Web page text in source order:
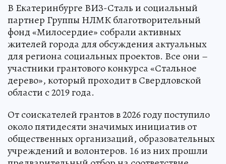
В Екатеринбурге ВИЗ-Сталь и социальный
партнер Группы НЛМК благотворительный
фонд «Милосердие» собрали активных
жителей города для обсуждения актуальных
для региона социальных проектов. Все они –
участники грантового конкурса «Стальное
дерево», который проходит в Свердловской
области с 2019 года.
От соискателей грантов в 2026 году поступило
около пятидесяти значимых инициатив от
общественных организаций, образовательных
учреждений и волонтеров. 16 из них прошли